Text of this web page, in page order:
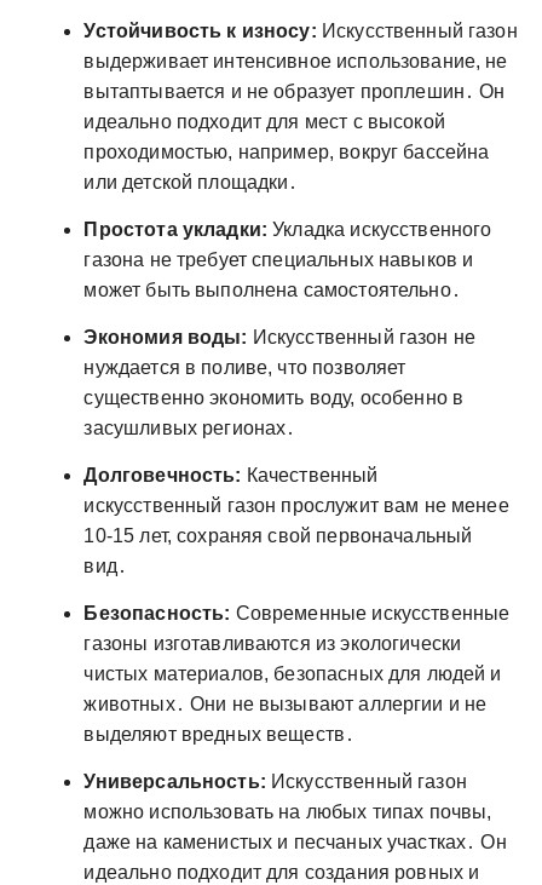
Устойчивость к износу: Искусственный газон
выдерживает интенсивное использование, не
вытаптывается и не образует проплешин․ Он
идеально подходит для мест с высокой
проходимостью, например, вокруг бассейна
или детской площадки․
Простота укладки: Укладка искусственного
газона не требует специальных навыков и
может быть выполнена самостоятельно․
Экономия воды: Искусственный газон не
нуждается в поливе, что позволяет
существенно экономить воду, особенно в
засушливых регионах․
Долговечность: Качественный
искусственный газон прослужит вам не менее
10-15 лет, сохраняя свой первоначальный
вид․
Безопасность: Современные искусственные
газоны изготавливаются из экологически
чистых материалов, безопасных для людей и
животных․ Они не вызывают аллергии и не
выделяют вредных веществ․
Универсальность: Искусственный газон
можно использовать на любых типах почвы,
даже на каменистых и песчаных участках․ Он
идеально подходит для создания ровных и